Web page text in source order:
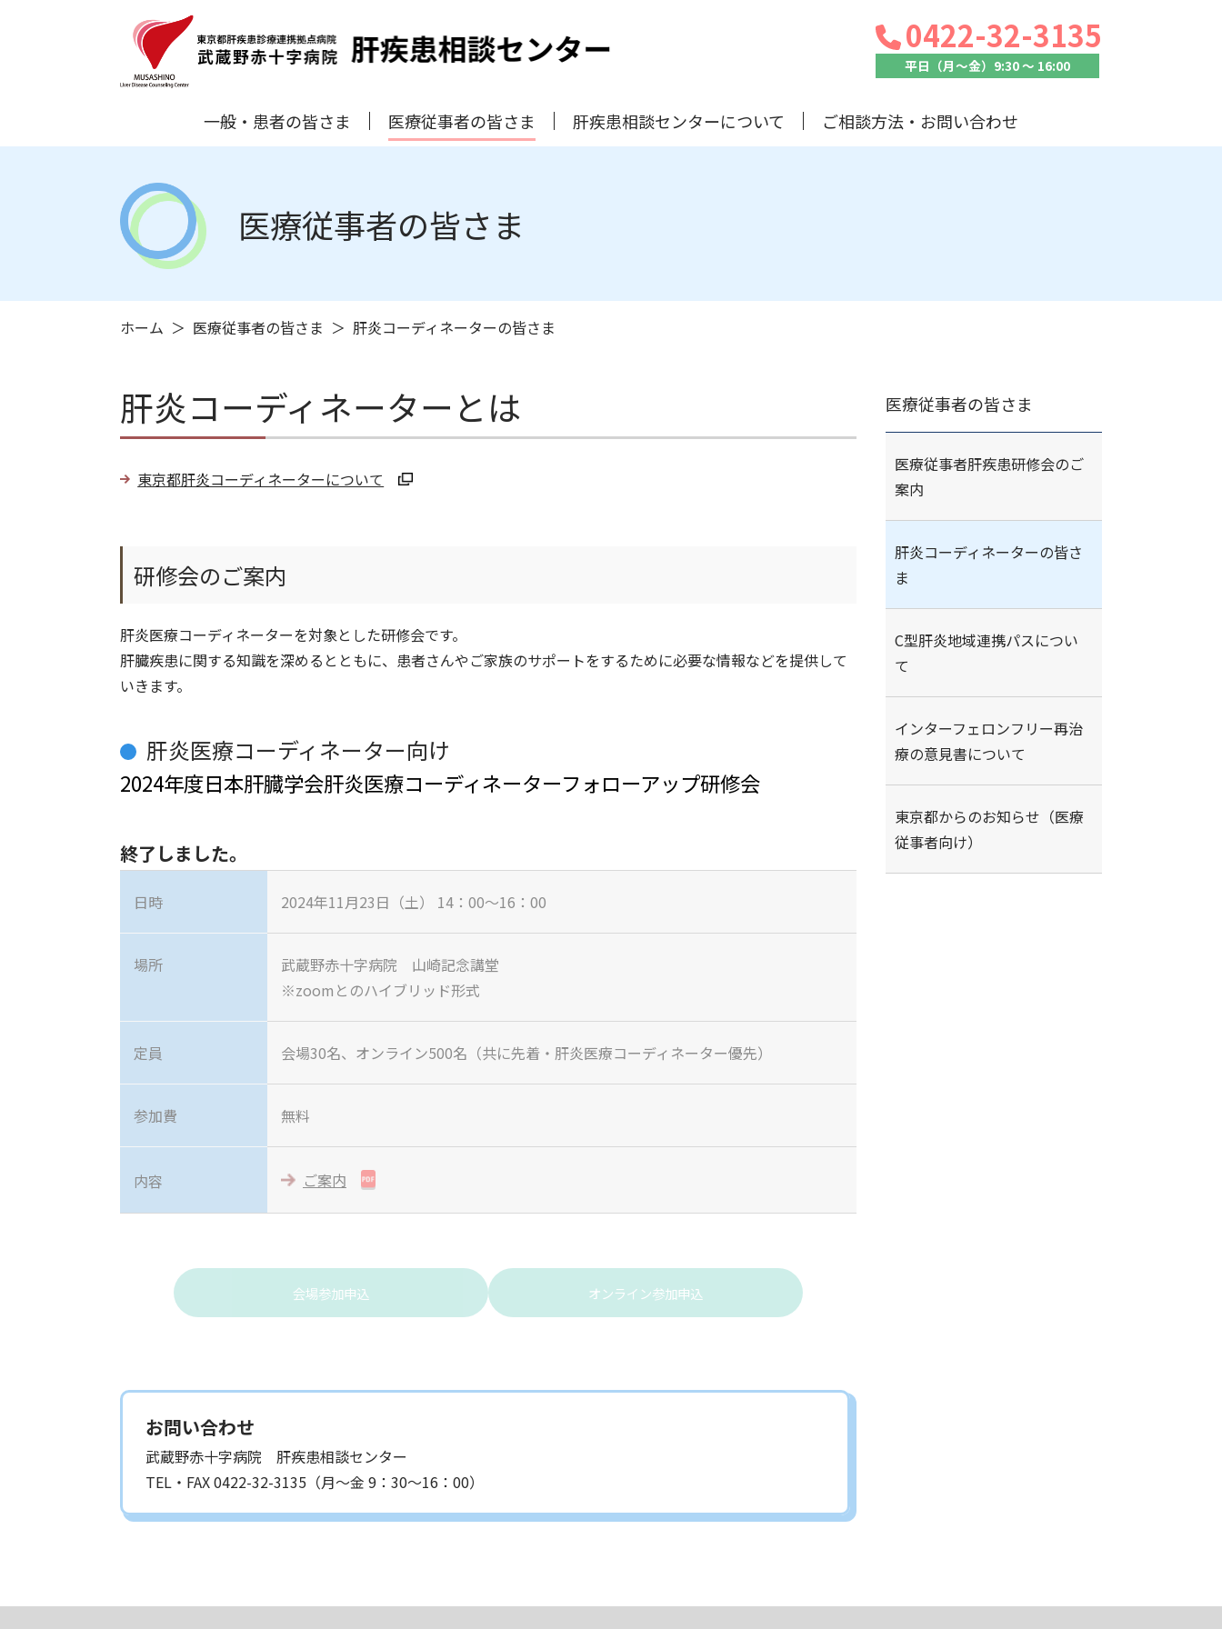
0422-32-3135
平日（月〜金）9:30 〜 16:00
一般・患者の皆さま 医療従事者の皆さま 肝疾患相談センターについて ご相談方法・お問い合わせ
医療従事者の皆さま
ホーム 医療従事者の皆さま 肝炎コーディネーターの皆さま
肝炎コーディネーターとは
東京都肝炎コーディネーターについて
研修会のご案内
肝炎医療コーディネーターを対象とした研修会です。
肝臓疾患に関する知識を深めるとともに、患者さんやご家族のサポートをするために必要な情報などを提供して
いきます。
肝炎医療コーディネーター向け
2024年度日本肝臓学会肝炎医療コーディネーターフォローアップ研修会
終了しました。
日時 2024年11月23日（土） 14：00～16：00
場所
武蔵野赤十字病院 山崎記念講堂
※zoomとのハイブリッド形式
定員 会場30名、オンライン500名（共に先着・肝炎医療コーディネーター優先）
参加費 無料
内容 ご案内
会場参加申込 オンライン参加申込
お問い合わせ
武蔵野赤十字病院 肝疾患相談センター
TEL・FAX 0422-32-3135（月～金 9：30～16：00）
医療従事者の皆さま
医療従事者肝疾患研修会のご
案内
肝炎コーディネーターの皆さ
ま
C型肝炎地域連携パスについ
て
インターフェロンフリー再治
療の意見書について
東京都からのお知らせ（医療
従事者向け）